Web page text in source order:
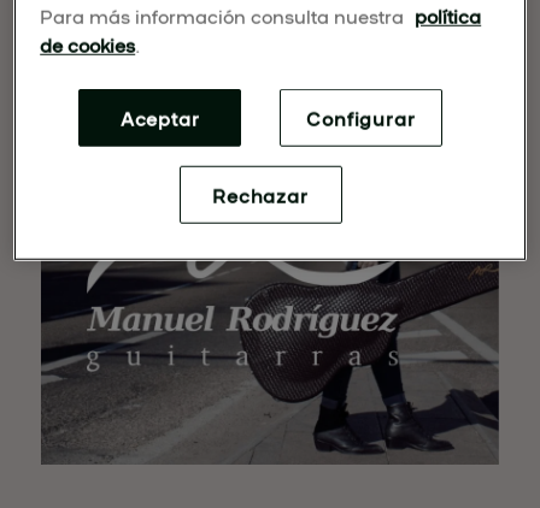
Para más información consulta nuestra política
de cookies.
Rechazar
Aceptar Configurar